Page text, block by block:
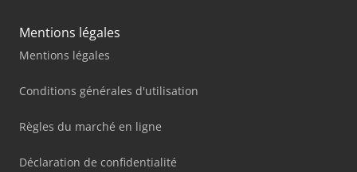
Mentions légales
Mentions légales
Conditions générales d'utilisation
Règles du marché en ligne
Déclaration de confidentialité